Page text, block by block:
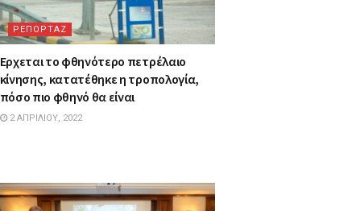
ΡΕΠΟΡΤΑΖ
Ερχεται το φθηνότερο πετρέλαιο
κίνησης, κατατέθηκε η τροπολογία,
πόσο πιο φθηνό θα είναι
2 ΑΠΡΙΛΊΟΥ, 2022